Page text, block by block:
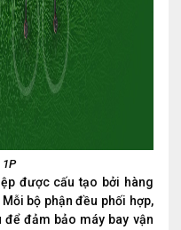
1P
được cấu tạo bởi hàng
bộ phận đều phối hợp,
để đảm bảo máy bay vận